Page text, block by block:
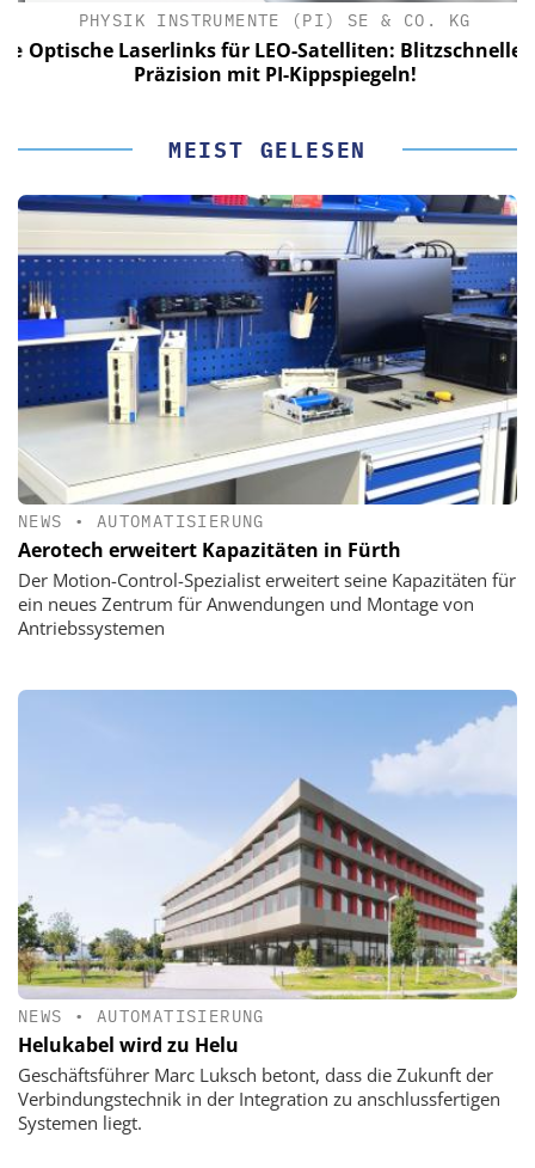
PHYSIK INSTRUMENTE (PI) SE & CO. KG
Optische Laserlinks für LEO-Satelliten: Blitzschnelle
Präzision mit PI-Kippspiegeln!
MEIST GELESEN
NEWS • AUTOMATISIERUNG
Aerotech erweitert Kapazitäten in Fürth
Der Motion-Control-Spezialist erweitert seine Kapazitäten für
ein neues Zentrum für Anwendungen und Montage von
Antriebssystemen
NEWS • AUTOMATISIERUNG
Helukabel wird zu Helu
Geschäftsführer Marc Luksch betont, dass die Zukunft der
Verbindungstechnik in der Integration zu anschlussfertigen
Systemen liegt.